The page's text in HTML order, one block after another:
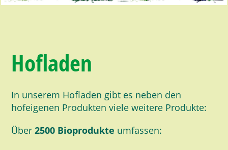
Hofladen
In unserem Hofladen gibt es neben den
hofeigenen Produkten viele weitere Produkte:
Über2500 Bioprodukte umfassen: